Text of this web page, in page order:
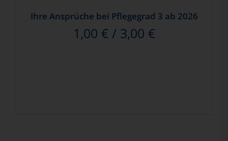
Ihre Ansprüche bei Pflegegrad 3 ab 2026
1,00 €/ 3,00 €